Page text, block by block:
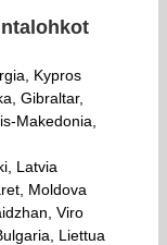
Kypros
Gibraltar,
Makedonia,
Latvia
Moldova
Viro
Liettua